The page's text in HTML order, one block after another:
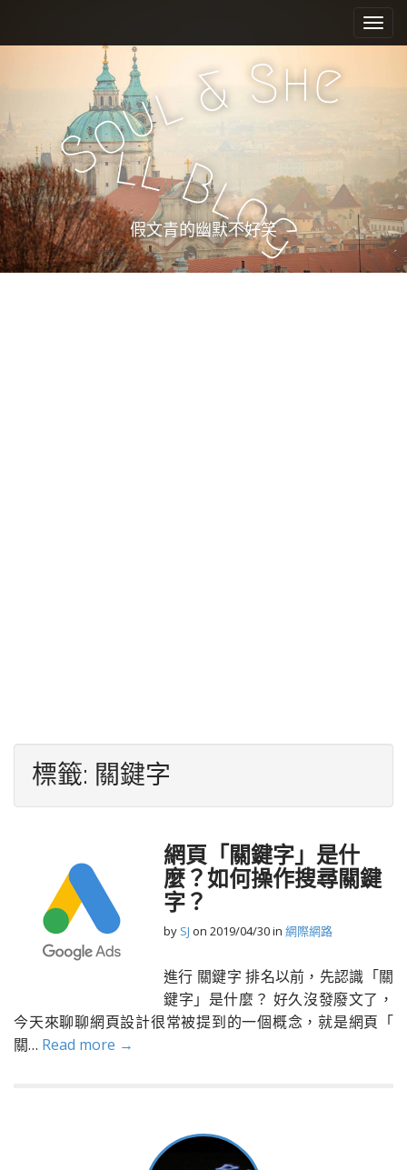
e
n
u
i
c
n
t
e
n
t
Soul & She
llBl
og
假文青的幽默不好笑
標籤: 關鍵字
網頁「關鍵字」是什
麼？如何操作搜尋關鍵
字？
by SJ on 2019/04/30in 網際網路
進行 關鍵字 排名以前，先認識「關
鍵字」是什麼？ 好久沒發廢文了，
今天來聊聊網頁設計很常被提到的一個概念，就是網頁「
關… Read more →